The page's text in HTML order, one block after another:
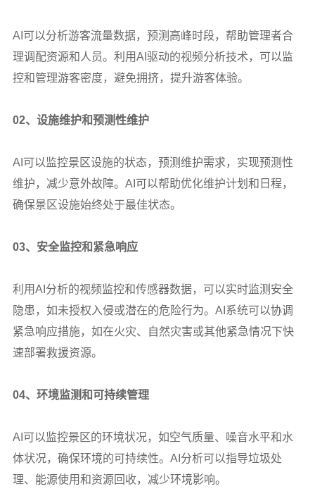
AI 可以分析游客流量数据，预测高峰时段，帮助管理者合
理调配资源和人员。利用AI驱动的视频分析技术，可以监
控和管理游客密度，避免拥挤，提升游客体验。
02、设施维护和预测性维护
AI 可以监控景区设施的状态，预测维护需求，实现预测性
维护，减少意外故障。AI可以帮助优化维护计划和日程，
确保景区设施始终处于最佳状态。
03、安全监控和紧急响应
利用AI分析的视频监控和传感器数据，可以实时监测安全
隐患，如未授权入侵或潜在的危险行为。AI系统可以协调
紧急响应措施，如在火灾、自然灾害或其他紧急情况下快
速部署救援资源。
04、环境监测和可持续管理
AI 可以监控景区的环境状况，如空气质量、噪音水平和水
体状况，确保环境的可持续性。AI分析可以指导垃圾处
理、能源使用和资源回收，减少环境影响。